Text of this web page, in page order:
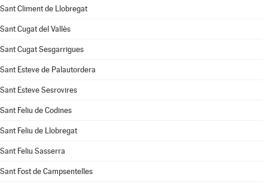
Sant Climent de Llobregat
Sant Cugat del Vallès
Sant Cugat Sesgarrigues
Sant Esteve de Palautordera
Sant Esteve Sesrovires
Sant Feliu de Codines
Sant Feliu de Llobregat
Sant Feliu Sasserra
Sant Fost de Campsentelles